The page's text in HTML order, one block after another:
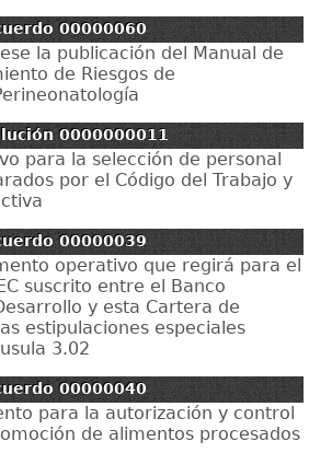
00000060
la publicación del Manual de
de Riesgos de
0000000011
para la selección de personal
por el Código del Trabajo y
00000039
operativo que regirá para el
suscrito entre el Banco
y esta Cartera de
estipulaciones especiales
3.02
00000040
para la autorización y control
de alimentos procesados